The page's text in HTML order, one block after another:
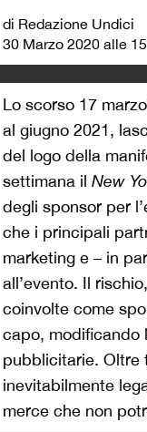
di Redazione Undici
30 Marzo 2020 alle
Lo scorso 17
al giugno 2021,
del logo della
settimana il New
degli sponsor per
che i principali
marketing e – in
all’evento. Il
coinvolte come
capo, modificando
pubblicitarie. Oltre
inevitabilmente
merce che non